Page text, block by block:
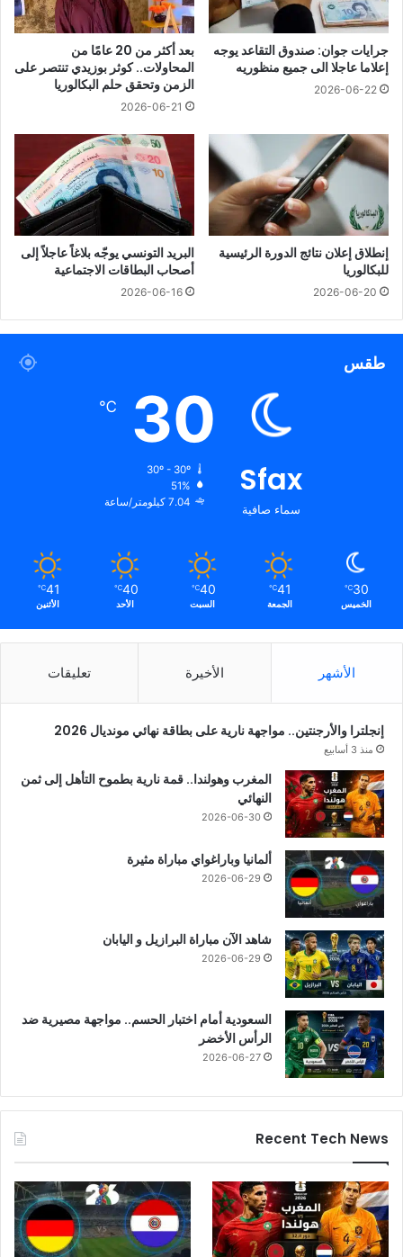
جرايات جوان: صندوق التقاعد يوجه
إعلاما عاجلا الى جميع منظوريه
2026-06-22
بعد أكثر من 20 عامًا من
المحاولات.. كوثر بوزيدي تنتصر على
الزمن وتحقق حلم البكالوريا
2026-06-21
إنطلاق إعلان نتائج الدورة الرئيسية
للبكالوريا
2026-06-20
البريد التونسي يوجّه بلاغاً عاجلاً إلى
أصحاب البطاقات الاجتماعية
2026-06-16
طقس
Sfax
سماء صافية
30
℃
30º - 30º
51%
7.04 كيلومتر/ساعة
30
℃
الخميس
41
℃
الجمعة
40
℃
السبت
40
℃
الأحد
41
℃
الأثنين
الأشهر الأخيرة تعليقات
إنجلترا والأرجنتين.. مواجهة نارية على بطاقة نهائي مونديال 2026
منذ 3 أسابيع
المغرب وهولندا.. قمة نارية بطموح التأهل إلى ثمن
النهائي
2026-06-30
ألمانيا وباراغواي مباراة مثيرة
2026-06-29
شاهد الآن مباراة البرازيل و اليابان
2026-06-29
السعودية أمام اختبار الحسم.. مواجهة مصيرية ضد
الرأس الأخضر
2026-06-27
Recent Tech News